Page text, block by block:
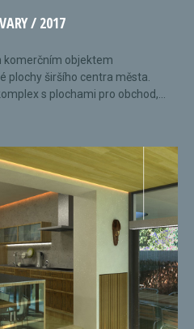
/ 2017
komerčním objektem
plochy širšího centra města.
s plochami pro obchod,...